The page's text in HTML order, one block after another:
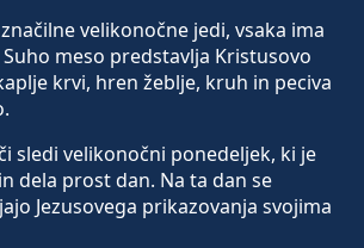
velikonočne jedi, vsaka ima
meso predstavlja Kristusovo
krvi, hren žeblje, kruh in peciva
sledi velikonočni ponedeljek, ki je
dela prost dan. Na ta dan se
Jezusovega prikazovanja svojima